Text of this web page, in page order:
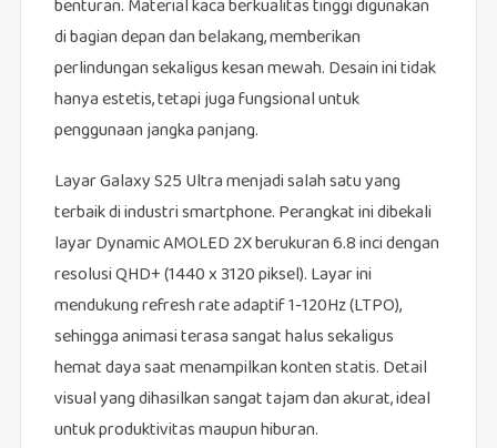
benturan. Material kaca berkualitas tinggi digunakan
di bagian depan dan belakang, memberikan
perlindungan sekaligus kesan mewah. Desain ini tidak
hanya estetis, tetapi juga fungsional untuk
penggunaan jangka panjang.
Layar Galaxy S25 Ultra menjadi salah satu yang
terbaik di industri smartphone. Perangkat ini dibekali
layar Dynamic AMOLED 2X berukuran 6.8 inci dengan
resolusi QHD+ (1440 x 3120 piksel). Layar ini
mendukung refresh rate adaptif 1-120Hz (LTPO),
sehingga animasi terasa sangat halus sekaligus
hemat daya saat menampilkan konten statis. Detail
visual yang dihasilkan sangat tajam dan akurat, ideal
untuk produktivitas maupun hiburan.